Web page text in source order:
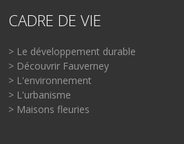
CADRE DE VIE
> Le développement durable
> Découvrir Fauverney
> L'environnement
> L'urbanisme
> Maisons fleuries